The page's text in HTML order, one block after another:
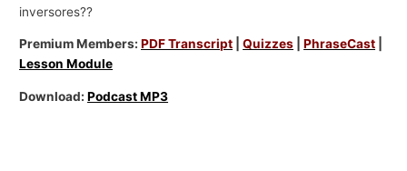
inversores??
Premium Members:PDF Transcript |Quizzes |PhraseCast
Lesson Module
Download:Podcast MP3